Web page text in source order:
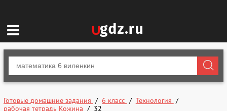
Готовые домашние задания 6 класс
Технология
рабочая тетрадь Кожина
32